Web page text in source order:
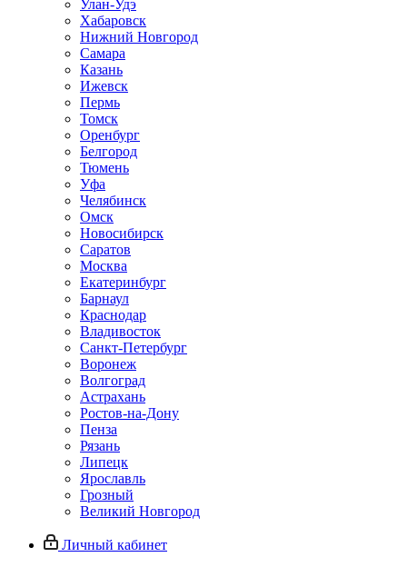
Улан-Удэ
Хабаровск
Нижний Новгород
Самара
Казань
Ижевск
Пермь
Томск
Оренбург
Белгород
Тюмень
Уфа
Челябинск
Омск
Новосибирск
Саратов
Москва
Екатеринбург
Барнаул
Краснодар
Владивосток
Санкт-Петербург
Воронеж
Волгоград
Астрахань
Ростов-на-Дону
Пенза
Рязань
Липецк
Ярославль
Грозный
Великий Новгород
Личный кабинет